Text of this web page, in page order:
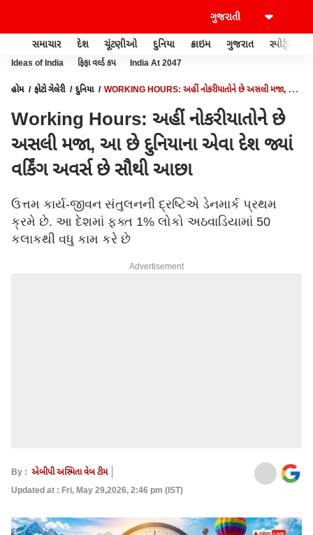
સમાચાર દેશ ચૂંટણીઓ દુનિયા ક્રાઇમ ગુજરાત સ્પોર્ટ્સ
Ideas of India ફિફા વર્લ્ડ કપ India At 2047
હોમ ફોટો ગેલેરી દુનિયા
WORKING HOURS: અહીં નોકરીયાતોને છે અસલી મજા, આ
Working Hours: અહીં નોકરીયાતોને છે
અસલી મજા, આ છે દુનિયાના એવા દેશ જ્યાં
વર્કિંગ અવર્સ છે સૌથી આછા
ઉત્તમ કાર્ય-જીવન સંતુલનની દ્રષ્ટિએ ડેનમાર્ક પ્રથમ
ક્રમે છે. આ દેશમાં ફક્ત 1% લોકો અઠવાડિયામાં 50
કલાકથી વધુ કામ કરે છે
Advertisement
By : એબીપી અસ્મિતા વેબ ટીમ
Updated at : Fri, May 29,2026, 2:46 pm (IST)